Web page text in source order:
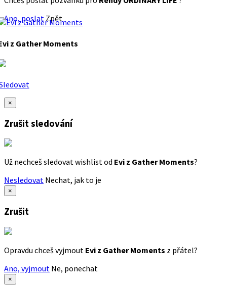
Ano, poslat Zpět
z Gather Moments
×
Zrušit sledování
Už nechceš sledovat wishlist od Evi z Gather Moments?
Nesledovat Nechat, jak to je
×
Zrušit
Opravdu chceš vyjmout Evi z Gather Moments z přátel?
Ano, vyjmout Ne, ponechat
×